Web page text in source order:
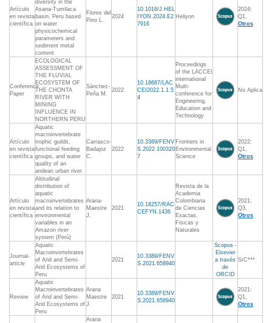
Artículo
en revista
científica
diversity in the
Asana-Tumilaca
basin, Peru based
on water
physicochemical
parameters and
sediment metal
content
Flores del
Pino L.
2024
10.1016/J.HEL
IYON.2024.E2
7916
Heliyon
2024:
Q1,
Otros
Conference
Paper
ECOLOGICAL
ASSESSMENT OF
THE FLUVIAL
ECOSYSTEM OF
THE CHONTA
RIVER WITH
MINING
INFLUENCE IN
NORTHERN PERU
Sánchez-
Peña M.
2022
10.18687/LAC
CEI2022.1.1.5
4
Proceedings
of the LACCEI
international
Multi-
conference for
Engineering,
Education and
Technology
No Aplica
Artículo
en revista
científica
Aquatic
macroinvertebrate
trophic guilds,
functional feeding
groups, and water
quality of an
andean urban river
Carrasco-
Badajoz
C.
2022
10.3389/FENV
S.2022.100320
7
Frontiers in
Environmental
Science
2022:
Q1,
Otros
Artículo
en revista
científica
Altitudinal
distribution of
aquatic
macroinvertebrates
and its relation to
environmental
variables in an
Amazon river
system (Perú)
Arana-
Maestre
J.
2021
10.18257/RAC
CEFYN.1436
Revista de la
Academia
Colombiana
de Ciencias
Exactas,
Fisicas y
Naturales
2021:
Q3,
Otros
Journal-
article
Aquatic
Macroinvertebrates
of Arid and Semi-
Arid Ecosystems of
Peru
2021
10.3389/FENV
S.2021.658940
Scopus -
Elsevier
a través
de
ORCID
S/C***
Review
Aquatic
Macroinvertebrates
of Arid and Semi-
Arid Ecosystems of
Peru
Arana
Maestre
J.
2021
10.3389/FENV
S.2021.658940
2021:
Q1,
Otros
Arana